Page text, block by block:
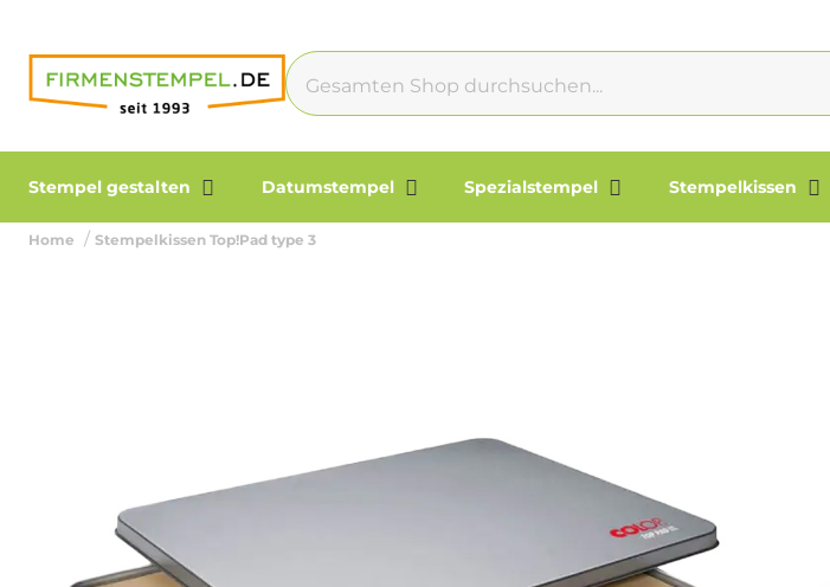
Stempel gestalten Datumstempel Spezialstempel Stempelkissen
Home Stempelkissen Top!Pad type 3